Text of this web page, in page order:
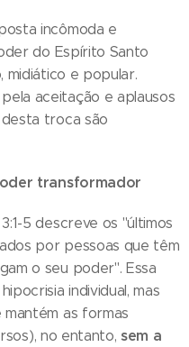
incômoda e
do Espírito Santo
midiático e popular.
aceitação e aplausos
desta troca são
transformador
5 descreve os "últimos
por pessoas que têm
o seu poder". Essa
individual, mas
as formas
no entanto,sem a